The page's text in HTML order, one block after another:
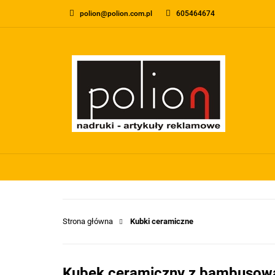
polion@polion.com.pl 605464674
O FIRMIE
Strona główna Kubki ceramiczne